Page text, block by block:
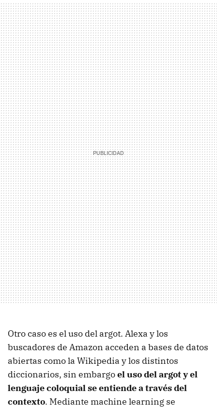
Otro caso es el uso del argot. Alexa y los
buscadores de Amazon acceden a bases de datos
abiertas como la Wikipedia y los distintos
diccionarios, sin embargoel uso del argot y el
lenguaje coloquial se entiende a través del
contexto. Mediante machine learning se